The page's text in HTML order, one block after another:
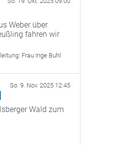
Weber über
fahren wir
Frau Inge Buhl
So. 9. Nov. 2025 12:45
Wald zum